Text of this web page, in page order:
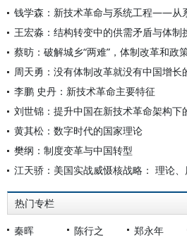
蔡昉：破解城乡“两难”，体制改革和政
周天勇：没有体制改革就没有中国增长
李鹏 史丹：新技术革命主要特征
刘世锦：提升中国在新技术革命架构下
黄其松：数字时代的国家理论
樊纲：制度变革与中国转型
江天骄：美国实战威慑核战略： 理论
热门专栏
秦晖 陈行之 郑永年